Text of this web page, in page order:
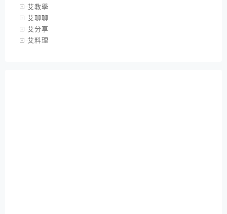
艾教學
艾聊聊
艾分享
艾料理